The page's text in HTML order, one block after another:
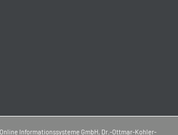
Informationssysteme GmbH, Dr.-Ottmar-Kohler-